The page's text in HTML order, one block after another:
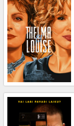
Dāvanu
kartes
Uzkodas
B2B